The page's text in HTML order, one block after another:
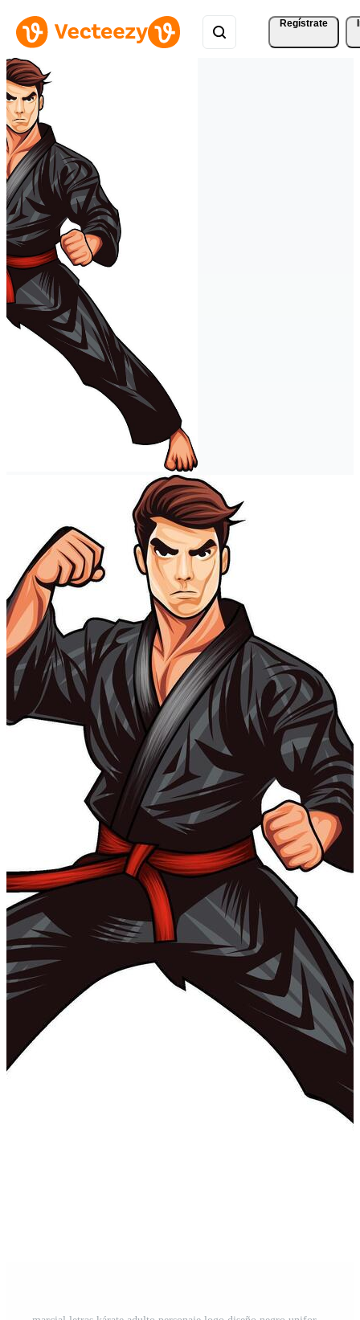
Regístrate